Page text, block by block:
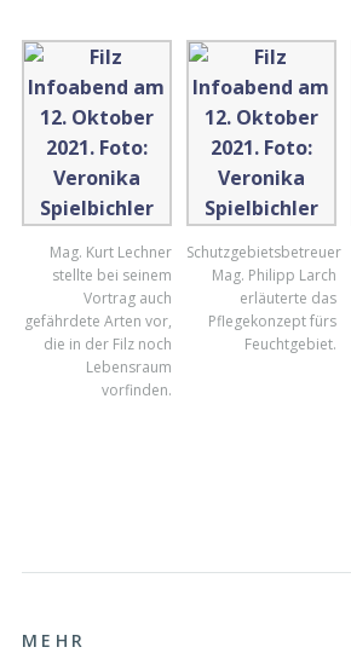
Mag. Kurt Lechner
stellte bei seinem
Vortrag auch
gefährdete Arten vor,
die in der Filz noch
Lebensraum
vorfinden.
Schutzgebietsbetreuer
Mag. Philipp Larch
erläuterte das
Pflegekonzept fürs
Feuchtgebiet.
MEHR